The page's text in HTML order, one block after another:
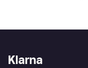
Klarna